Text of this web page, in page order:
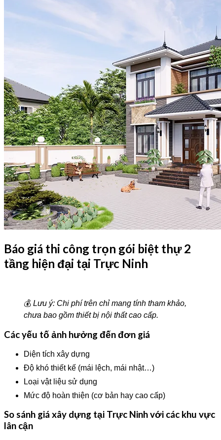
Báo giá thi công trọn gói biệt thự 2
tầng hiện đại tại Trực Ninh
💰 Lưu ý: Chi phí trên chỉ mang tính tham khảo,
chưa bao gồm thiết bị nội thất cao cấp.
Các yếu tố ảnh hưởng đến đơn giá
Diện tích xây dựng
Độ khó thiết kế (mái lệch, mái nhật…)
Loại vật liệu sử dụng
Mức độ hoàn thiện (cơ bản hay cao cấp)
So sánh giá xây dựng tại Trực Ninh với các khu vực
lân cận